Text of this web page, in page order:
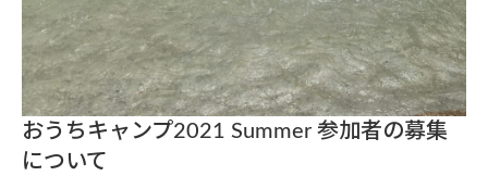
おうちキャンプ2021 Summer 参加者の募集
について